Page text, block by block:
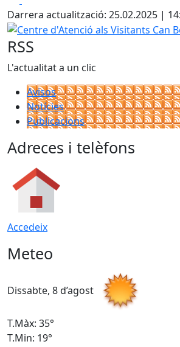
+
−
Darrera actualització: 25.02.2025 |
Centre d'Atenció als Visitants Can
RSS
L'actualitat a un clic
Avisos
Notícies
Publicacions
Adreces i telèfons
Accedeix
Meteo
Dissabte, 8 d’agost
T.Màx: 35°
T.Min: 19°